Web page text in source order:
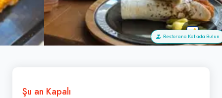
+8
Restorana Katkıda Bulun
Şu an Kapalı